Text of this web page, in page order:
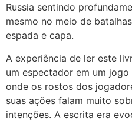
Russia sentindo
mesmo no meio de
espada e capa.
A experiência de ler este
um espectador em um
onde os rostos dos
suas ações falam muito
intenções. A escrita era